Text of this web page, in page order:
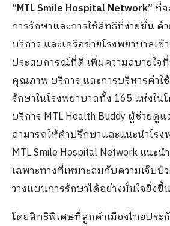
“MTL Smile Hospital Network”ที่จ
การรักษาและการใช้สิทธิที่ง่ายขึ้น ด้
บริการ และเครือข่ายโรงพยาบาลเข้
ประสบการณ์ที่ดี เพิ่มความสบายใจ
คุณภาพ บริการ และการบริหารค่าใช้
รักษาในโรงพยาบาลทั้ง 165 แห่งใน
บริการ MTL Health Buddy ผู้ช่วยดู
สามารถให้คำปรึกษาและแนะนำโรง
MTL Smile Hospital Network แนะ
เฉพาะทางที่เหมาะสมกับความเจ็บ
วางแผนการรักษาได้อย่างมั่นใจยิ่งขึ้
โดยสิทธิพิเศษที่ลูกค้าเมืองไทยประ